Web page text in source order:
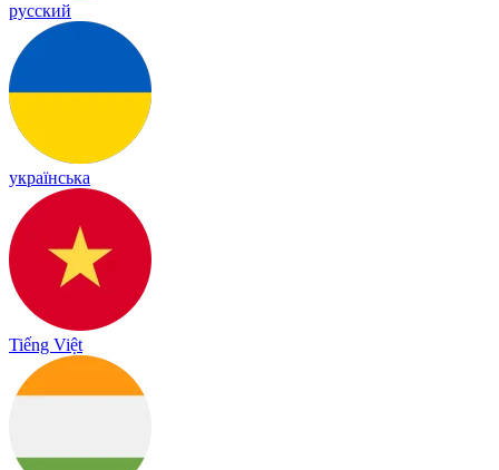
русский
українська
Tiếng Việt